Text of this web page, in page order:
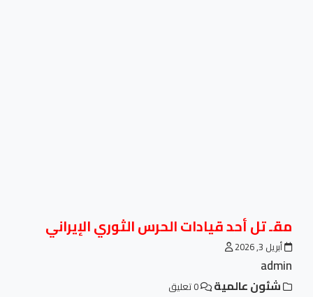
مقـ تل أحد قيادات الحرس الثوري الإيراني
أبريل 3, 2026
admin
شئون عالمية